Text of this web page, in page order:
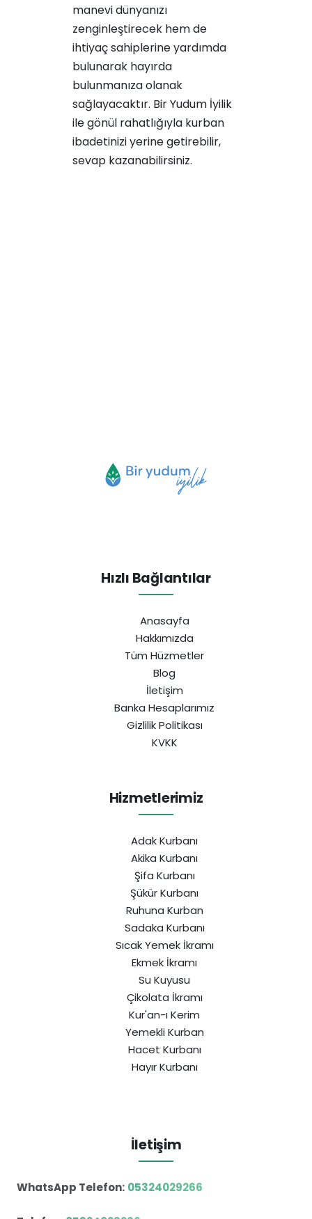
manevi dünyanızı
zenginleştirecek hem de
ihtiyaç sahiplerine yardımda
bulunarak hayırda
bulunmanıza olanak
sağlayacaktır. Bir Yudum İyilik
ile gönül rahatlığıyla kurban
ibadetinizi yerine getirebilir,
sevap kazanabilirsiniz.
Hızlı Bağlantılar
Anasayfa
Hakkımızda
Tüm Hüzmetler
Blog
İletişim
Banka Hesaplarımız
Gizlilik Politikası
KVKK
Hizmetlerimiz
Adak Kurbanı
Akika Kurbanı
Şifa Kurbanı
Şükür Kurbanı
Ruhuna Kurban
Sadaka Kurbanı
Sıcak Yemek İkramı
Ekmek İkramı
Su Kuyusu
Çikolata İkramı
Kur'an-ı Kerim
Yemekli Kurban
Hacet Kurbanı
Hayır Kurbanı
İletişim
WhatsApp Telefon: 05324029266